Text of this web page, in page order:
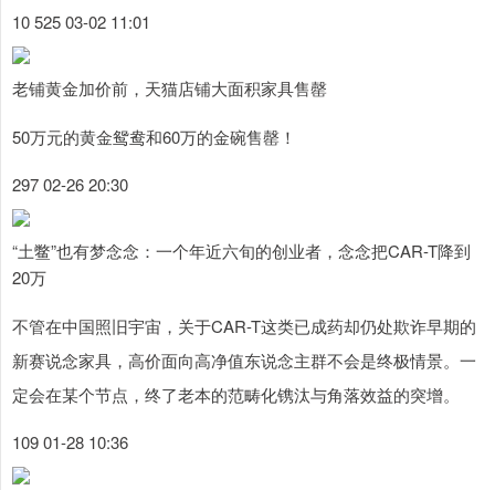
10 525 03-02 11:01
老铺黄金加价前，天猫店铺大面积家具售罄
50万元的黄金鸳鸯和60万的金碗售罄！
297 02-26 20:30
“土鳖”也有梦念念：一个年近六旬的创业者，念念把CAR-T降到
20万
不管在中国照旧宇宙，关于CAR-T这类已成药却仍处欺诈早期的
新赛说念家具，高价面向高净值东说念主群不会是终极情景。一
定会在某个节点，终了老本的范畴化镌汰与角落效益的突增。
109 01-28 10:36